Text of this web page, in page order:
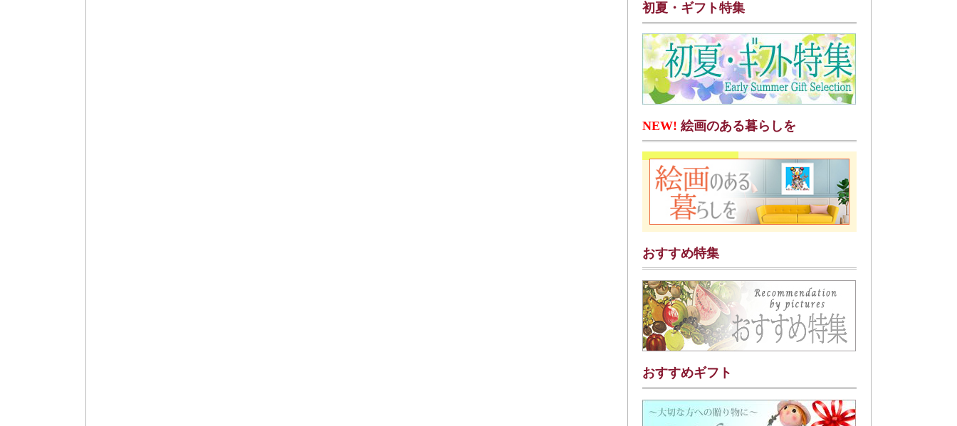
初夏・ギフト特集
NEW! 絵画のある暮らしを
おすすめ特集
おすすめギフト